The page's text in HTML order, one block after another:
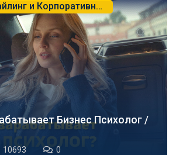
Бизнес Профайлинг и Корпоративная Психология
Бизнес Психолог /
10693 0